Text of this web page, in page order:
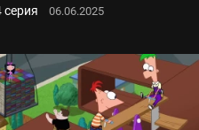
серия 06.06.2025